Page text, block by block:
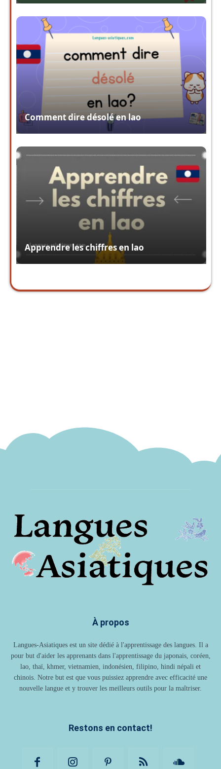
Comment dire désolé en lao
Apprendre les chiffres en lao
À propos
Langues-Asiatiques est un site dédié à l'apprentissage des langues. Il a
pour but d'aider les apprenants dans l'apprentissage du japonais, coréen,
lao, thaï, khmer, vietnamien, indonésien, filipino, hindi népali et
chinois. Notre but est que vous puissiez apprendre avec efficacité une
nouvelle langue et y trouver les meilleurs outils pour la maîtriser.
Restons en contact!